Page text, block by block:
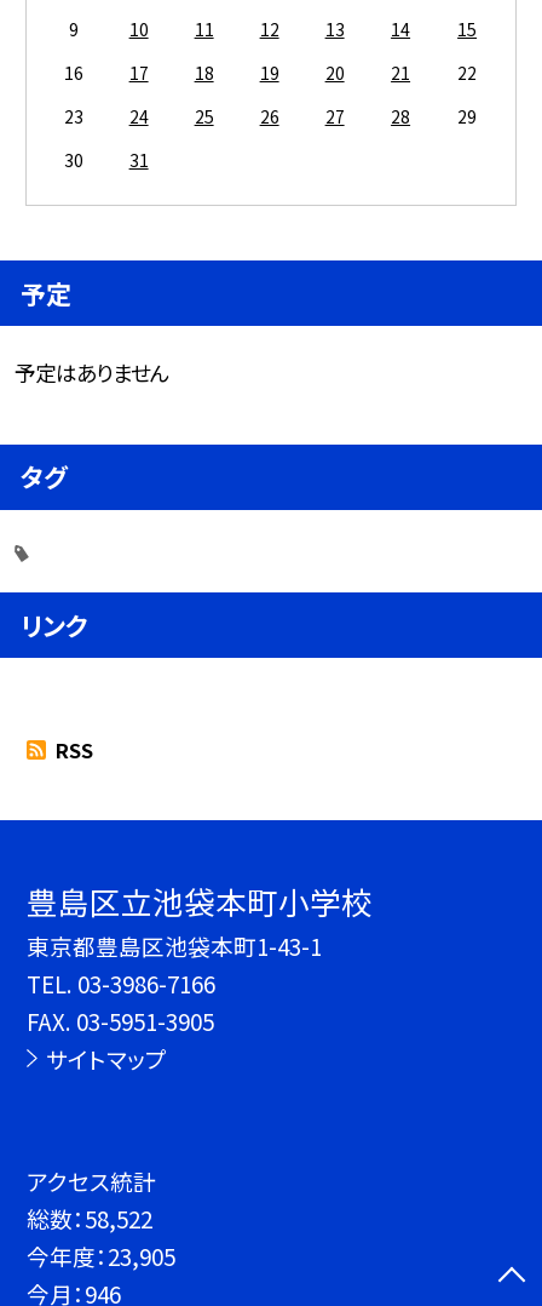
9
10 11 12 13 14
15
16
17 18 19 20 21
22
23
24 25 26 27 28
29
30
31
予定
予定はありません
タグ
リンク
RSS
豊島区立池袋本町小学校
東京都豊島区池袋本町1-43-1
TEL. 03-3986-7166
FAX. 03-5951-3905
サイトマップ
アクセス統計
総数：58,522
今年度：23,905
今月：946